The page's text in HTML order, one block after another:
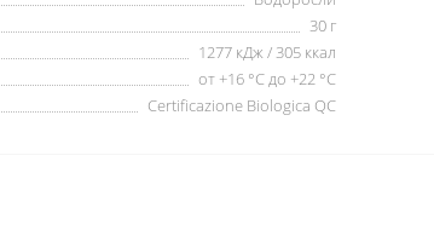
30 г
1277 кДж / 305 ккал
от +16 °C до +22 °C
Certificazione Biologica QC